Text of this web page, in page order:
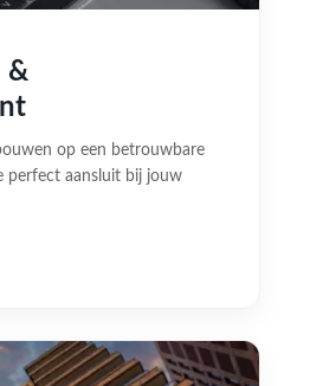
&
op een betrouwbare
perfect aansluit bij jouw